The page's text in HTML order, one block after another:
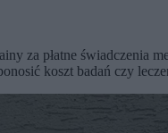
za płatne świadczenia
koszt badań czy